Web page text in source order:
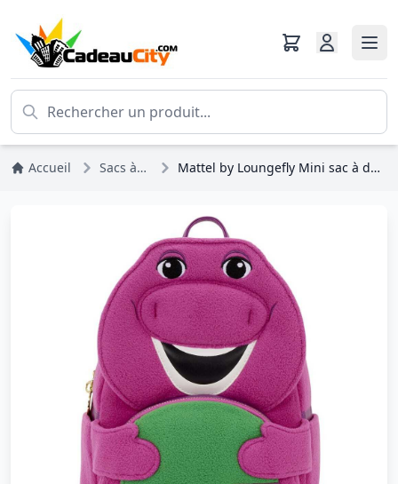
Accueil Sacs à Dos Mattel by Loungefly Mini sac à dos Barney